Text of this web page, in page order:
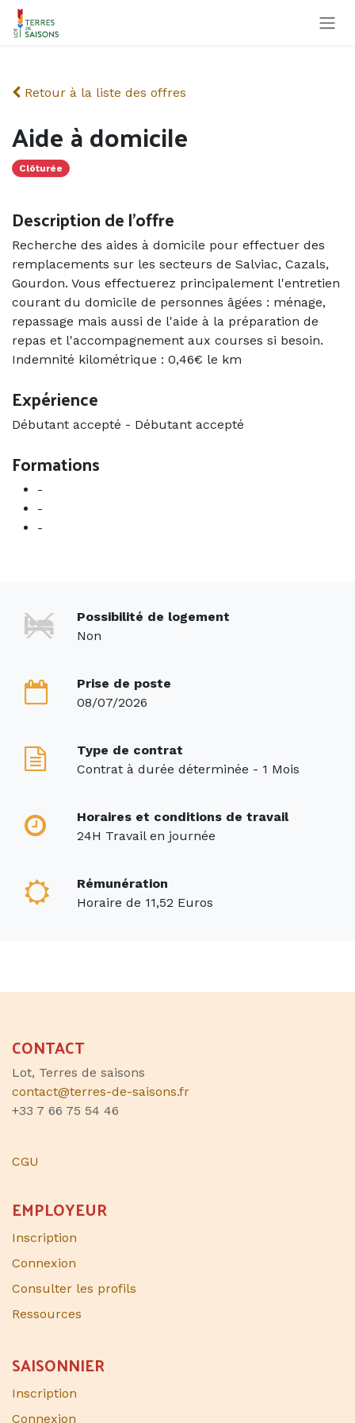
Se rendre au contenu
Retour à la liste des offres
Aide à domicile
Clôturée
Description de l'offre
Recherche des aides à domicile pour effectuer des
remplacements sur les secteurs de Salviac, Cazals,
Gourdon. Vous effectuerez principalement l'entretien
courant du domicile de personnes âgées : ménage,
repassage mais aussi de l'aide à la préparation de
repas et l'accompagnement aux courses si besoin.
Indemnité kilométrique : 0,46€ le km
Expérience
Débutant accepté - Débutant accepté
Formations
-
-
-
Possibilité de logement
Non
Prise de poste
08/07/2026
Type de contrat
Contrat à durée déterminée - 1 Mois
Horaires et conditions de travail
24H Travail en journée
Rémunération
Horaire de 11,52 Euros
CONTACT
Lot, Terres de saisons
contact@terres-de-saisons.fr
+33 7 66 75 54 46
CGU
EMPLOYEUR
Inscription
Connexion
Consulter les profils
Ressources
SAISONNIER​
Inscription
Connexion